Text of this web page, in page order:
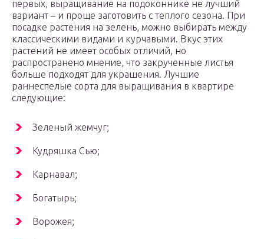
первых, выращивание на подоконнике не лучший
вариант – и проще заготовить с теплого сезона. При
посадке растения на зелень, можно выбирать между
классическими видами и курчавыми. Вкус этих
растений не имеет особых отличий, но
распространено мнение, что закрученные листья
больше подходят для украшения. Лучшие
раннеспелые сорта для выращивания в квартире
следующие:
Зеленый жемчуг;
Кудряшка Сью;
Карнавал;
Богатырь;
Ворожея;